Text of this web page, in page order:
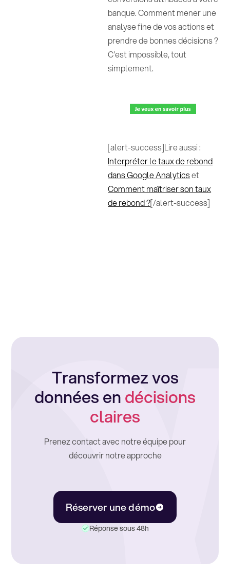
banque. Comment mener une
analyse fine de vos actions et
prendre de bonnes décisions ?
C'est impossible, tout
simplement.
[alert-success]Lire aussi :
Interpréter le taux de rebond
dans Google Analyticset
Comment maîtriser son taux
de rebond ?[/alert-success]
Transformez vos
données endécisions
claires
Prenez contact avec notre équipe pour
découvrir notre approche
Réserver une démo
Réponse sous 48h